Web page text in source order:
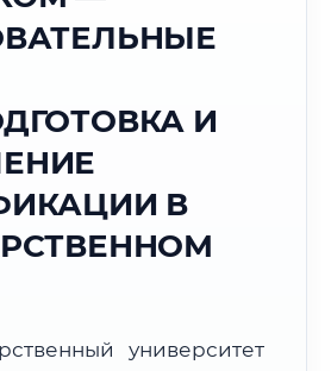
2026 г.
г. Волжский:☀️
🌇 Закат:
И
В
университет